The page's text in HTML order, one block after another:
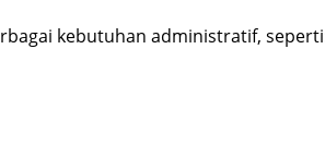
kebutuhan administratif,